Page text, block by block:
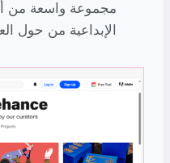
مجموعة واسعة من
الإبداعية من حول